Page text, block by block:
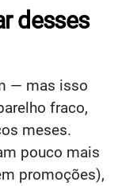
desses
— mas isso
fraco,
meses.
pouco mais
promoções),